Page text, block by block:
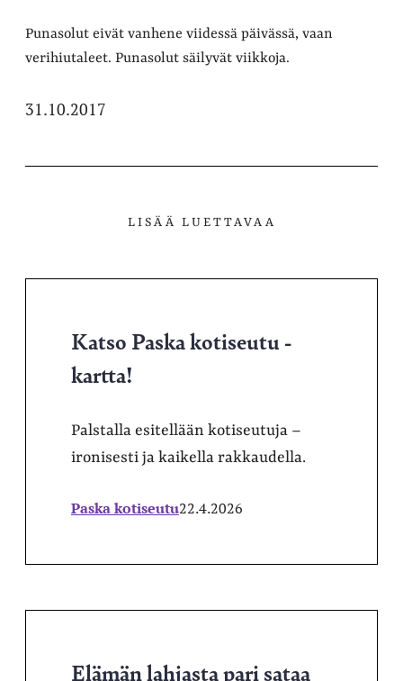
Punasolut eivät vanhene viidessä päivässä, vaan
verihiutaleet. Punasolut säilyvät viikkoja.
31.10.2017
LISÄÄ LUETTAVAA
Katso Paska kotiseutu -
kartta!
Palstalla esitellään kotiseutuja –
ironisesti ja kaikella rakkaudella.
Paska kotiseutu22.4.2026
Elämän lahjasta pari sataa